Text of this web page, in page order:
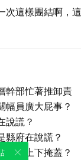
這樣團結啊，
幹部忙著推卸責
幅員廣大屁事？
說謊？
縣府在說謊？
縣府上下掩蓋？